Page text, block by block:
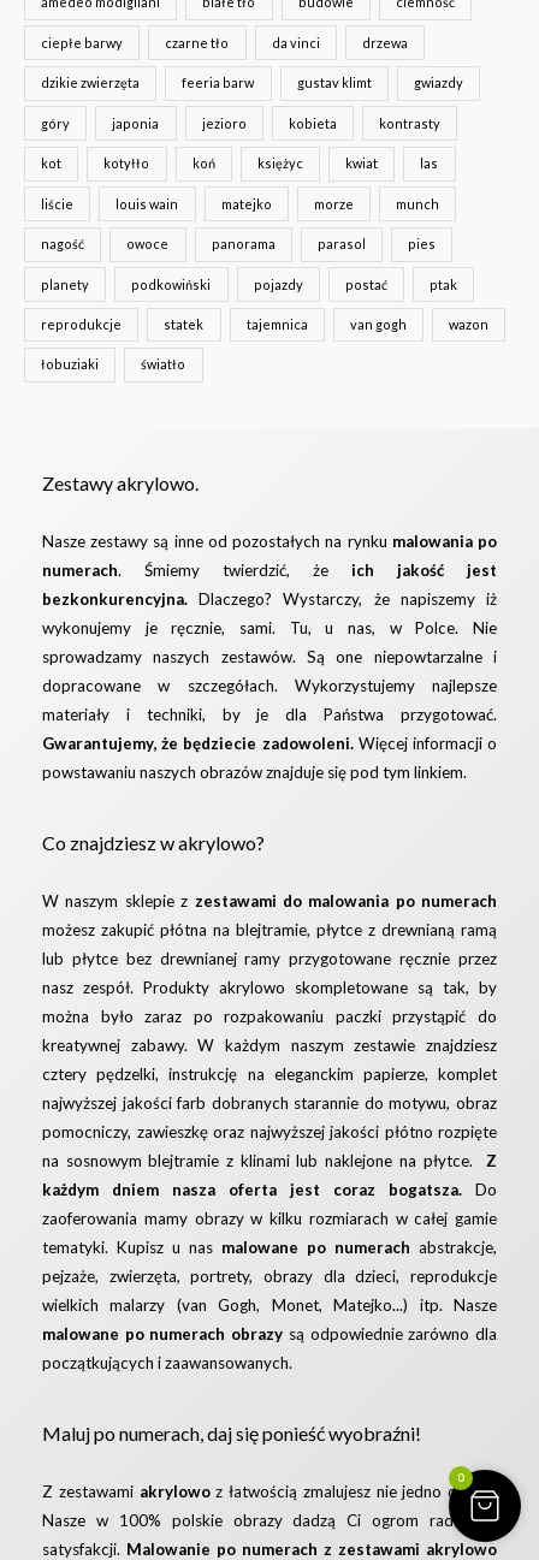
ciepłe barwy czarne tło da vinci drzewa
dzikie zwierzęta feeria barw gustav klimt gwiazdy
góry japonia jezioro kobieta kontrasty
kot kotyłło koń księżyc kwiat las
liście louis wain matejko morze munch
nagość owoce panorama parasol pies
planety podkowiński pojazdy postać ptak
reprodukcje statek tajemnica van gogh wazon
łobuziaki światło
Zestawy akrylowo.
Nasze zestawy są inne od pozostałych na rynku malowania po
numerach. Śmiemy twierdzić, że ich jakość jest
bezkonkurencyjna. Dlaczego? Wystarczy, że napiszemy iż
wykonujemy je ręcznie, sami. Tu, u nas, w Polce. Nie
sprowadzamy naszych zestawów. Są one niepowtarzalne i
dopracowane w szczegółach. Wykorzystujemy najlepsze
materiały i techniki, by je dla Państwa przygotować.
Gwarantujemy, że będziecie zadowoleni. Więcej informacji o
powstawaniu naszych obrazów znajduje się pod tym linkiem.
Co znajdziesz w akrylowo?
W naszym sklepie z zestawami do malowania po numerach
możesz zakupić płótna na blejtramie, płytce z drewnianą ramą
lub płytce bez drewnianej ramy przygotowane ręcznie przez
nasz zespół. Produkty akrylowo skompletowane są tak, by
można było zaraz po rozpakowaniu paczki przystąpić do
kreatywnej zabawy. W każdym naszym zestawie znajdziesz
cztery pędzelki, instrukcję na eleganckim papierze, komplet
najwyższej jakości farb dobranych starannie do motywu, obraz
pomocniczy, zawieszkę oraz najwyższej jakości płótno rozpięte
na sosnowym blejtramie z klinami lub naklejone na płytce. Z
każdym dniem nasza oferta jest coraz bogatsza. Do
zaoferowania mamy obrazy w kilku rozmiarach w całej gamie
tematyki. Kupisz u nas malowane po numerach abstrakcje,
pejzaże, zwierzęta, portrety, obrazy dla dzieci, reprodukcje
wielkich malarzy (van Gogh, Monet, Matejko...) itp. Nasze
malowane po numerach obrazy są odpowiednie zarówno dla
początkujących i zaawansowanych.
Maluj po numerach, daj się ponieść wyobraźni!
Z zestawami akrylowoz łatwością zmalujesz nie jedno dzieło!
Nasze w 100% polskie obrazy dadzą Ci ogrom radości i
satysfakcji. Malowanie po numerach z zestawami akrylowo
0